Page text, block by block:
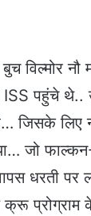
विल्मोर
पहुंचे
जिसके लिए
जो
धरती